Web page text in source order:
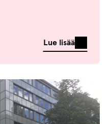
Lue lisää